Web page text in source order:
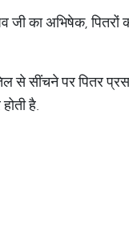
का अभिषेक, पितरों
सींचने पर पितर
है.